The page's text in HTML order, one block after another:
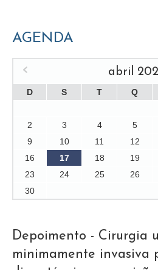
AGENDA
abril
D S T Q
2
3 4 5
9
10 11 12
16
17 18 19
23
24 25 26
30
Depoimento - Cirurgia
minimamente invasiva